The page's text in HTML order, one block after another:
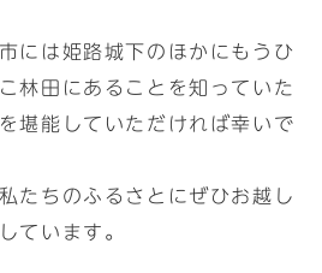
には姫路城下のほかにもうひ
林田にあることを知っていた
堪能していただければ幸いで
たちのふるさとにぜひお越し
ています。